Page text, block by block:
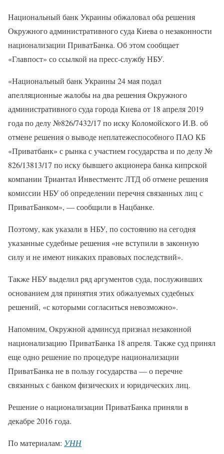
Национальный банк Украины обжаловал оба решения
Окружного административного суда Киева о незаконности
национализации ПриватБанка. Об этом сообщает
«Главпост» со ссылкой на пресс-службу НБУ.
«Национальный банк Украины 24 мая подал
апелляционные жалобы на два решения Окружного
административного суда города Киева от 18 апреля 2019
года по делу №826/7432/17 по иску Коломойского И.В. об
отмене решения о выводе неплатежеспособного ПАО КБ
«Приватбанк» с рынка с участием государства и по делу №
826/13813/17 по иску бывшего акционера банка кипрской
компании Триантал Инвестментс ЛТД об отмене решения
комиссии НБУ об определении перечня связанных лиц с
ПриватБанком», — сообщили в Нацбанке.
Поэтому, как указали в НБУ, по состоянию на сегодня
указанные судебные решения «не вступили в законную
силу и не имеют никаких правовых последствий».
Также НБУ выделил ряд аргументов суда, послуживших
основанием для принятия этих обжалуемых судебных
решений, «с которыми согласиться невозможно».
Напомним, Окружной админсуд признал незаконной
национализацию ПриватБанка 18 апреля. Также суд принял
еще одно решение по процедуре национализации
ПриватБанка не в пользу государства — о перечне
связанных с банком физических и юридических лиц.
Решение о национализации ПриватБанка приняли в
декабре 2016 года.
По материалам: УНН